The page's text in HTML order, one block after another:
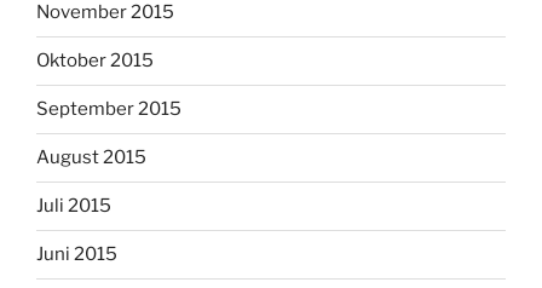
November 2015
Oktober 2015
September 2015
August 2015
Juli 2015
Juni 2015